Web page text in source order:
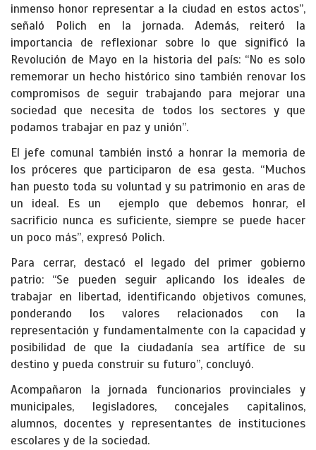
inmenso honor representar a la ciudad en estos actos”,
señaló Polich en la jornada. Además, reiteró la
importancia de reflexionar sobre lo que significó la
Revolución de Mayo en la historia del país: “No es solo
rememorar un hecho histórico sino también renovar los
compromisos de seguir trabajando para mejorar una
sociedad que necesita de todos los sectores y que
podamos trabajar en paz y unión”.
El jefe comunal también instó a honrar la memoria de
los próceres que participaron de esa gesta. “Muchos
han puesto toda su voluntad y su patrimonio en aras de
un ideal. Es un ejemplo que debemos honrar, el
sacrificio nunca es suficiente, siempre se puede hacer
un poco más”, expresó Polich.
Para cerrar, destacó el legado del primer gobierno
patrio: “Se pueden seguir aplicando los ideales de
trabajar en libertad, identificando objetivos comunes,
ponderando los valores relacionados con la
representación y fundamentalmente con la capacidad y
posibilidad de que la ciudadanía sea artífice de su
destino y pueda construir su futuro”, concluyó.
Acompañaron la jornada funcionarios provinciales y
municipales, legisladores, concejales capitalinos,
alumnos, docentes y representantes de instituciones
escolares y de la sociedad.